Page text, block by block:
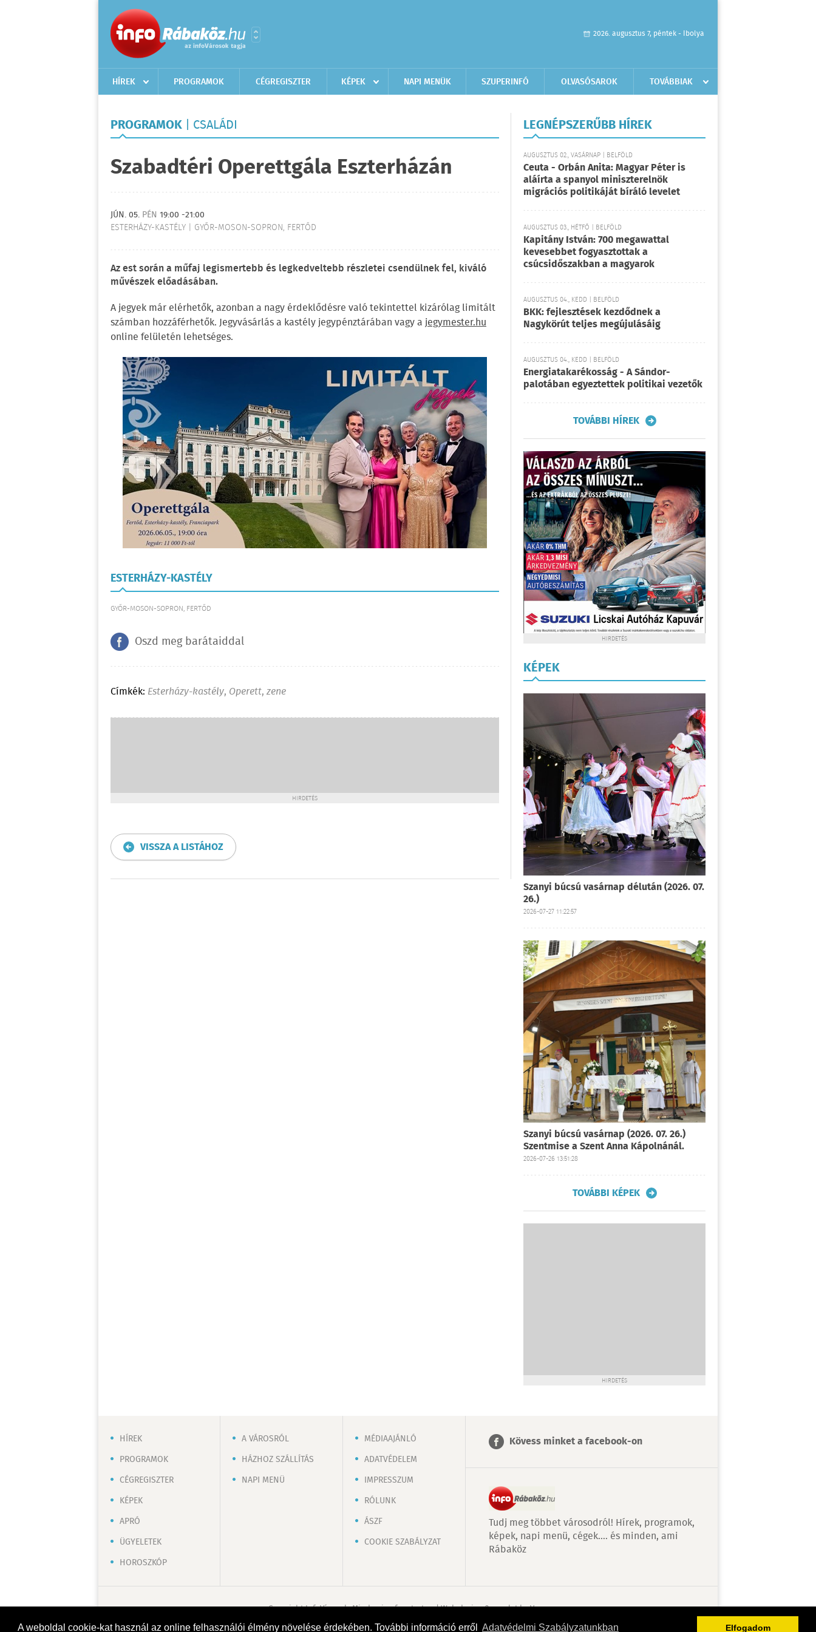
A weboldal cookie-kat használ az online felhasználói élmény növelése érdekében. További információ erről Adatvédelmi Szabályzatunkban Elfogadom
2026. augusztus 7, péntek - Ibolya
HÍREK PROGRAMOK CÉGREGISZTER KÉPEK NAPI MENÜK SZUPERINFÓ OLVASÓSAROK TOVÁBBIAK
PROGRAMOK | CSALÁDI
Szabadtéri Operettgála Eszterházán
JÚN. 05. PÉN 19:00 -21:00
ESTERHÁZY-KASTÉLY | GYŐR-MOSON-SOPRON, FERTŐD
Az est során a műfaj legismertebb és legkedveltebb részletei csendülnek fel, kiváló
művészek előadásában.
A jegyek már elérhetők, azonban a nagy érdeklődésre való tekintettel kizárólag limitált
számban hozzáférhetők. Jegyvásárlás a kastély jegypénztárában vagy a jegymester.hu
online felületén lehetséges.
ESTERHÁZY-KASTÉLY
GYŐR-MOSON-SOPRON, FERTŐD
Oszd meg barátaiddal
Címkék: Esterházy-kastély, Operett, zene
HIRDETÉS
VISSZA A LISTÁHOZ
LEGNÉPSZERŰBB HÍREK
AUGUSZTUS 02., VASÁRNAP | BELFÖLD
Ceuta - Orbán Anita: Magyar Péter is
aláírta a spanyol miniszterelnök
migrációs politikáját bíráló levelet
AUGUSZTUS 03., HÉTFŐ | BELFÖLD
Kapitány István: 700 megawattal
kevesebbet fogyasztottak a
csúcsidőszakban a magyarok
AUGUSZTUS 04., KEDD | BELFÖLD
BKK: fejlesztések kezdődnek a
Nagykörút teljes megújulásáig
AUGUSZTUS 04., KEDD | BELFÖLD
Energiatakarékosság - A Sándor-
palotában egyeztettek politikai vezetők
TOVÁBBI HÍREK
HIRDETÉS
KÉPEK
Szanyi búcsú vasárnap délután (2026. 07.
26.)
2026-07-27 11:22:57
Szanyi búcsú vasárnap (2026. 07. 26.)
Szentmise a Szent Anna Kápolnánál.
2026-07-26 13:51:28
TOVÁBBI KÉPEK
HIRDETÉS
HÍREK
PROGRAMOK
CÉGREGISZTER
KÉPEK
APRÓ
ÜGYELETEK
HOROSZKÓP
A VÁROSRÓL
HÁZHOZ SZÁLLÍTÁS
NAPI MENÜ
MÉDIAAJÁNLÓ
ADATVÉDELEM
IMPRESSZUM
RÓLUNK
ÁSZF
COOKIE SZABÁLYZAT
Kövess minket a facebook-on
Tudj meg többet városodról! Hírek, programok,
képek, napi menü, cégek…. és minden, ami
Rábaköz
Copyright InfoVárosok. Minden jog fenntartva. | Web design & arculat byVoov